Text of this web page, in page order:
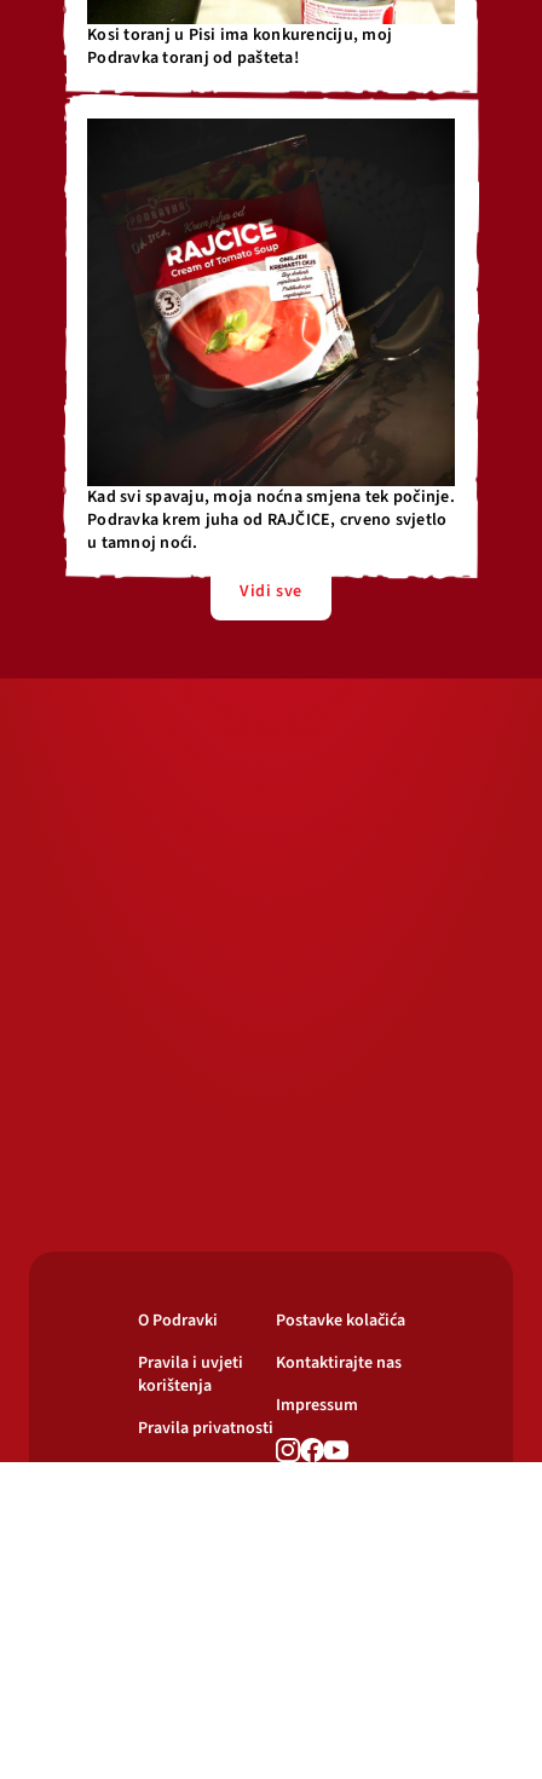
Kosi toranj u Pisi ima konkurenciju, moj
Podravka toranj od pašteta!
Kad svi spavaju, moja noćna smjena tek počinje.
Podravka krem juha od RAJČICE, crveno svjetlo
u tamnoj noći.
Vidi sve
O Podravki
Pravila i uvjeti
korištenja
Pravila privatnosti
Postavke kolačića
Kontaktirajte nas
Impressum